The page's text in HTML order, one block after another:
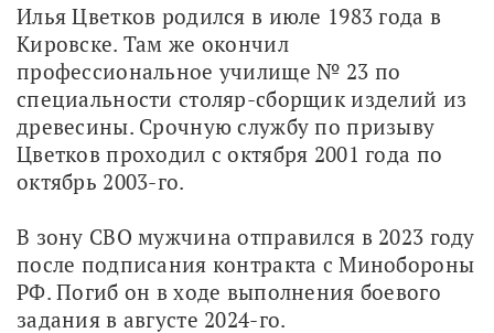
Илья Цветков родился в июле 1983 года в
Кировске. Там же окончил
профессиональное училище № 23 по
специальности столяр-сборщик изделий из
древесины. Срочную службу по призыву
Цветков проходил с октября 2001 года по
октябрь 2003-го.
В зону СВО мужчина отправился в 2023 году
после подписания контракта с Минобороны
РФ. Погиб он в ходе выполнения боевого
задания в августе 2024-го.